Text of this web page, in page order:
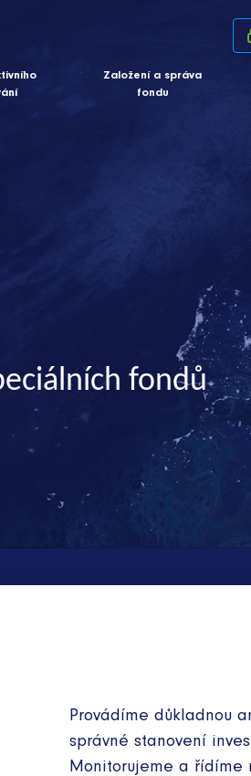
Založení a správa
fondu
fondů
Provádíme důkladnou
správné stanovení
Monitorujeme a řídíme